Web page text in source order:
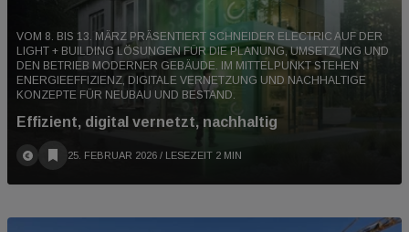
VOM 8. BIS 13. MÄRZ PRÄSENTIERT SCHNEIDER ELECTRIC AUF DER
LIGHT + BUILDING LÖSUNGEN FÜR DIE PLANUNG, UMSETZUNG UND
DEN BETRIEB MODERNER GEBÄUDE. IM MITTELPUNKT STEHEN
ENERGIEEFFIZIENZ, DIGITALE VERNETZUNG UND NACHHALTIGE
KONZEPTE FÜR NEUBAU UND BESTAND.
Effizient, digital vernetzt, nachhaltig
25. FEBRUAR 2026 / LESEZEIT 2 MIN